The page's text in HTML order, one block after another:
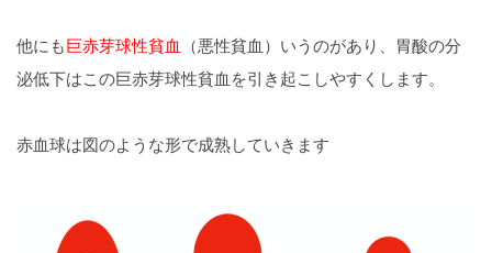
他にも巨赤芽球性貧血
（悪性貧血）いうのがあり、胃酸の分
泌低下はこの巨赤芽球性貧血を引き起こしやすくします。
赤血球は図のような形で成熟していきます